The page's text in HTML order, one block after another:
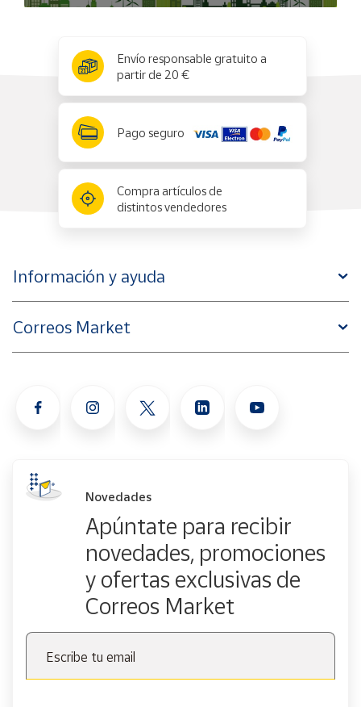
Envío responsable gratuito a
partir de 20 €
Pago seguro
Compra artículos de
distintos vendedores
Información y ayuda
Correos Market
Novedades
Apúntate para recibir
novedades, promociones
y ofertas exclusivas de
Correos Market
Escribe tu email